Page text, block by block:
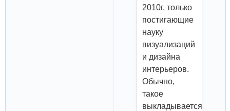
2010г, только
постигающие
науку
визуализаций
и дизайна
интерьеров.
Обычно,
такое
выкладывается